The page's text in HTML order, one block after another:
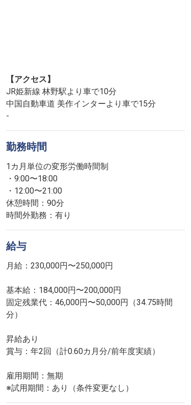
【アクセス】
JR姫新線 林野駅より車で10分
中国自動車道 美作インターより車で15分
-
勤務時間
1カ月単位の変形労働時間制
・9:00〜18:00
・12:00〜21:00
休憩時間：90分
時間外勤務：有り
給与
月給：230,000円〜250,000円
基本給：184,000円〜200,000円
固定残業代：46,000円〜50,000円（34.75時間
分）
昇給あり
賞与：年2回（計0.60カ月分/前年度実績）
雇用期間：無期
※試用期間：あり（条件変更なし）